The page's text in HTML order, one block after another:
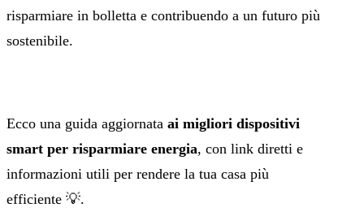
risparmiare in bolletta e contribuendo a un futuro più
sostenibile.
Ecco una guida aggiornata ai migliori dispositivi
smart per risparmiare energia, con link diretti e
informazioni utili per rendere la tua casa più
efficiente 💡.